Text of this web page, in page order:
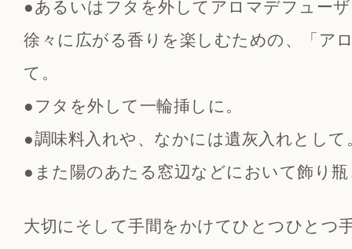
●あるいはフタを外してアロマデフュー
徐々に広がる香りを楽しむための、「ア
て。
●フタを外して一輪挿しに。
●調味料入れや、なかには遺灰入れとして
●また陽のあたる窓辺などにおいて飾り
大切にそして手間をかけてひとつひとつ